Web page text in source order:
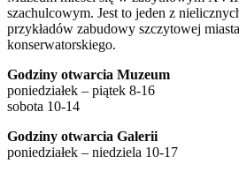
szachulcowym. Jest to jeden z
przykładów zabudowy szczytowej
konserwatorskiego.
Godziny otwarcia Muzeum
poniedziałek – piątek 8-16
sobota 10-14
Godziny otwarcia Galerii
poniedziałek – niedziela 10-17